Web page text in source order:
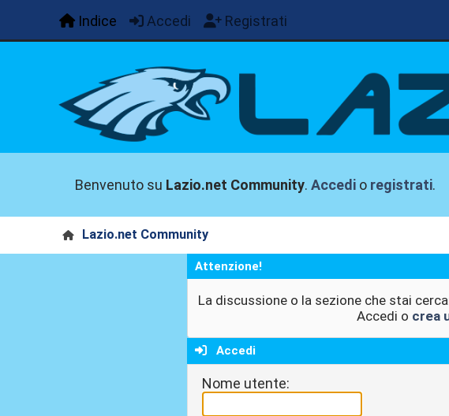
Indice Accedi Registrati
Benvenuto su Lazio.net Community.Accedi o registrati.
Lazio.net Community
Attenzione!
La discussione o la sezione che stai
Accedi o crea
Accedi
Nome utente: